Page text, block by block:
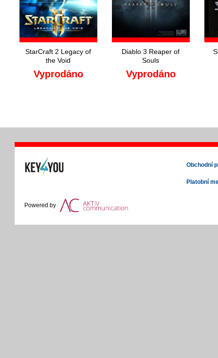
StarCraft 2 Legacy of
the Void
Vyprodáno
Diablo 3 Reaper of
Souls
Vyprodáno
Powered by
Obchodní
Platobní